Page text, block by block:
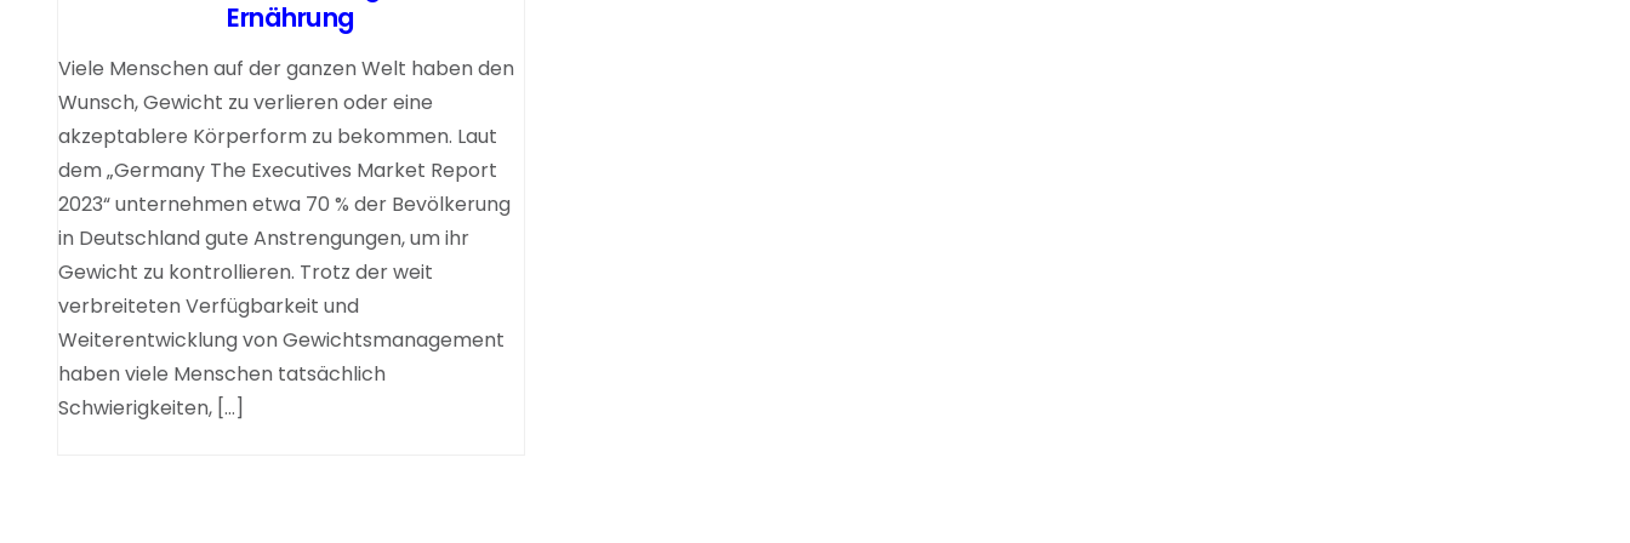
Ernährung
Viele Menschen auf der ganzen Welt haben den
Wunsch, Gewicht zu verlieren oder eine
akzeptablere Körperform zu bekommen. Laut
dem „Germany The Executives Market Report
2023“ unternehmen etwa 70 % der Bevölkerung
in Deutschland gute Anstrengungen, um ihr
Gewicht zu kontrollieren. Trotz der weit
verbreiteten Verfügbarkeit und
Weiterentwicklung von Gewichtsmanagement
haben viele Menschen tatsächlich
Schwierigkeiten, […]